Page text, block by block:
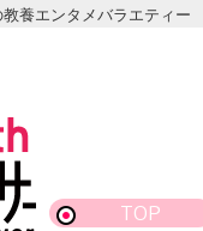
養エンタメバラエティー
TOP